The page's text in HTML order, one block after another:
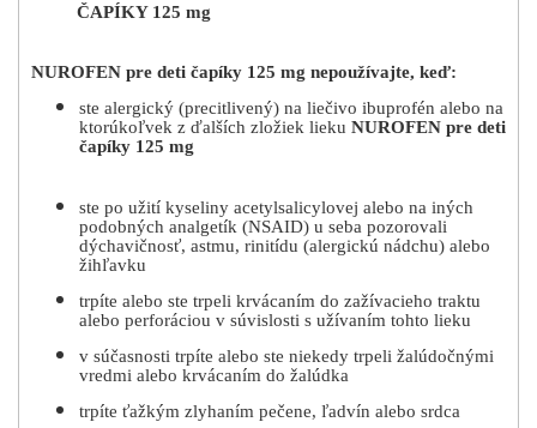
ČAPÍKY 125 mg
NUROFEN pre deti čapíky 125 mg nepoužívajte, keď:
ste alergický (precitlivený) na liečivo ibuprofén alebo na
ktorúkoľvek z ďalších zložiek lieku NUROFEN pre deti
čapíky 125 mg
ste po užití kyseliny acetylsalicylovej alebo na iných
podobných analgetík (NSAID) u seba pozorovali
dýchavičnosť, astmu, rinitídu (alergickú nádchu) alebo
žihľavku
trpíte alebo ste trpeli krvácaním do zažívacieho traktu
alebo perforáciou v súvislosti s užívaním tohto lieku
v súčasnosti trpíte alebo ste niekedy trpeli žalúdočnými
vredmi alebo krvácaním do žalúdka
trpíte ťažkým zlyhaním pečene, ľadvín alebo srdca